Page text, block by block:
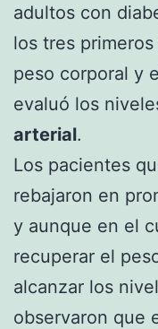
adultos con
los tres
peso corporal y
evaluó los
arterial.
Los pacientes
rebajaron en
y aunque en el
recuperar el
alcanzar los
observaron que